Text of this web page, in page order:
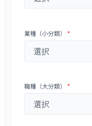
業種（小分類） *
職種（大分類） *